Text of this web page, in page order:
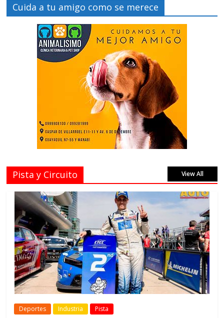
Cuida a tu amigo como se merece
Pista y Circuito View All
Deportes Industria Pista